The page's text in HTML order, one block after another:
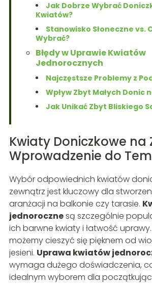
Jak Dobrze Wybrać
Kwiatów?
Stanowisko Słoneczne vs.
Wybrać?
Błędy w Uprawie Kwiatów
Jednorocznych
Najczęstsze Problemy z
Wpływ Zbyt Małych Donic
Jak Unikać Zbyt Bliskiego
Kwiaty Doniczkowe na
Wprowadzenie do
Wybór odpowiednich kwiatów
zewnątrz jest kluczowy dla
aranżacji na balkonie czy tarasie.
jednorocznesą szczególnie
ich barwne kwiaty i łatwość uprawy.
możemy cieszyć się pięknem od
jesieni. Uprawa kwiatów
wymaga dużego doświadczenia,
idealnym wyborem dla